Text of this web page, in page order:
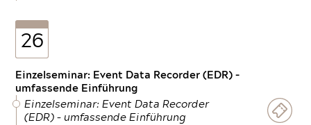
26
Einzelseminar: Event Data Recorder (EDR) –
umfassende Einführung
Einzelseminar: Event Data Recorder
(EDR) – umfassende Einführung